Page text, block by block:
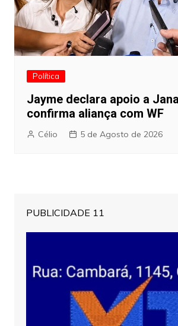
Política
Jayme declara apoio a
confirma aliança com WF
Célio 5 de Agosto de 2026
PUBLICIDADE 11